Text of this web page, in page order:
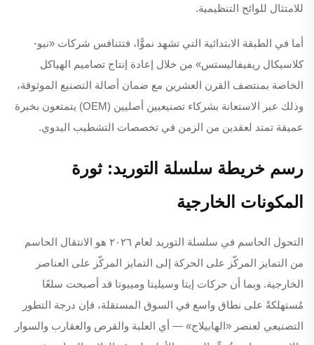
للامتثال للوائح التنظيمية.
أما في الطبقة الابتدائية التي تشهد نموًّا، فتتنافس شركات «نيو-
كلاسيكال ريفيفاليستس» من خلال إعادة إنتاج تصاميم الهياكل
الخاصة بمنتصف القرن العشرين مع ضمان أصالة التصنيع الموثوقة،
وذلك عبر الاستعانة بشركاء تصنيعيين أصليين (OEM) يتمتعون بخبرة
عميقة تمتد لعقدين من الزمن في تخصصات التشطيب اليدوي.
رسم خريطة سلسلة التوريد: ثورة
المكونات الخارجية
التحول الحاسم في سلسلة التوريد لعام ٢٠٢٦ هو الانتقال الحاسم
من التمايز المركّز على الحركة إلى التمايز المركّز على العناصر
الخارجية. وبما أن حركات إيتا وسيليتا ومييوتا قد أصبحت سلعًا
مُستهلكةً على نطاق واسع في السوق المستقلة، فإن درجة التطور
التصنيعي لعنصر «الهابيلاج» — أي العلبة والقرص والعقارب والسوار